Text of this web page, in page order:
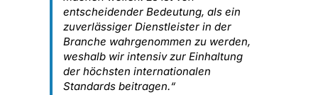
entscheidender Bedeutung, als ein
zuverlässiger Dienstleister in der
Branche wahrgenommen zu werden,
weshalb wir intensiv zur Einhaltung
der höchsten internationalen
Standards beitragen.“